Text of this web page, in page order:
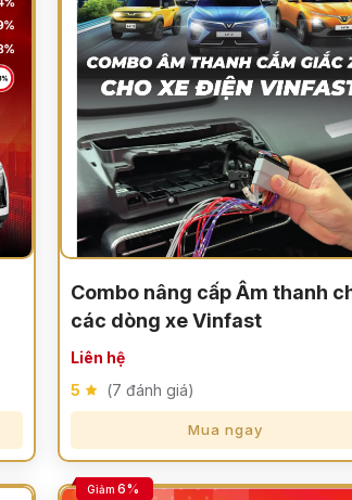
Combo nâng cấp Âm thanh
các dòng xe Vinfast
Liên hệ
5
(7 đánh giá)
Mua ngay
Giảm 6%